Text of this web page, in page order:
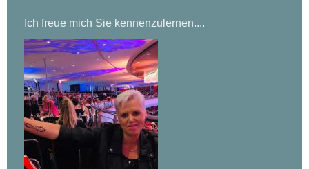
Ich freue mich Sie kennenzulernen....